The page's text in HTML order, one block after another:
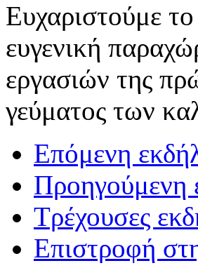
Ευχαριστούμε
ευγενική
εργασιών της
γεύματος των
Επόμενη
Προηγούμενη
Τρέχουσες
Επιστροφή